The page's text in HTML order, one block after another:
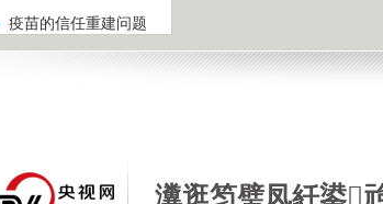
疫苗的信任重建问题
瀵逛笉璧凤紝鍙